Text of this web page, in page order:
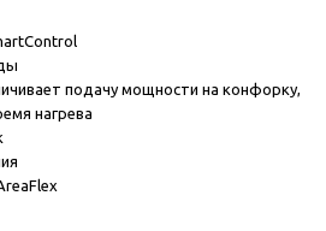
подачу мощности на конфорку,
нагрева